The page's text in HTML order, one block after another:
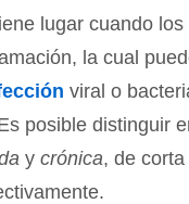
lugar cuando
la cual
viral o
posible distinguir
y crónica, de